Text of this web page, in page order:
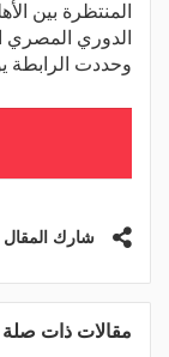
المنتظرة بين
الدوري المصري
وحددت الرابطة يوم 19 يونيو
شارك المقال
مقالات ذات صلة